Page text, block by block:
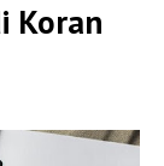
Koran